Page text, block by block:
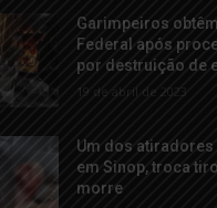
Garimpeiros
Federal após
por destruição de
19 de abril de 2023
Um dos atiradores
em Sinop, troca
morre